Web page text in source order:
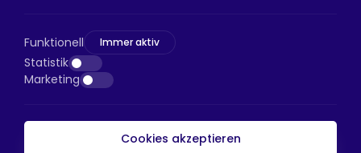
D:a, 34045 Bayrampaşa/İstanbul
Telefon:+90 530 044 64 87
E-Mail: info@htsteker.com
Funktionell Immer aktiv
Statistik
Marketing
Cookies akzeptieren